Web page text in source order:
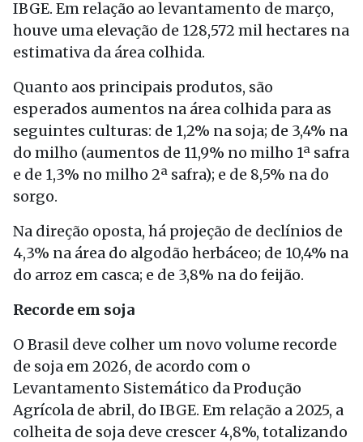
IBGE. Em relação ao levantamento de março,
houve uma elevação de 128,572 mil hectares na
estimativa da área colhida.
Quanto aos principais produtos, são
esperados aumentos na área colhida para as
seguintes culturas: de 1,2% na soja; de 3,4% na
do milho (aumentos de 11,9% no milho 1ª safra
e de 1,3% no milho 2ª safra); e de 8,5% na do
sorgo.
Na direção oposta, há projeção de declínios de
4,3% na área do algodão herbáceo; de 10,4% na
do arroz em casca; e de 3,8% na do feijão.
Recorde em soja
O Brasil deve colher um novo volume recorde
de soja em 2026, de acordo com o
Levantamento Sistemático da Produção
Agrícola de abril, do IBGE. Em relação a 2025, a
colheita de soja deve crescer 4,8%, totalizando